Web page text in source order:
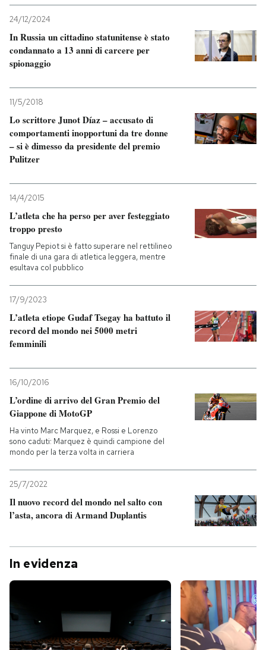
24/12/2024
In Russia un cittadino statunitense è stato
condannato a 13 anni di carcere per
spionaggio
11/5/2018
Lo scrittore Junot Díaz – accusato di
comportamenti inopportuni da tre donne
– si è dimesso da presidente del premio
Pulitzer
14/4/2015
L’atleta che ha perso per aver festeggiato
troppo presto
Tanguy Pepiot si è fatto superare nel rettilineo
finale di una gara di atletica leggera, mentre
esultava col pubblico
17/9/2023
L’atleta etiope Gudaf Tsegay ha battuto il
record del mondo nei 5000 metri
femminili
16/10/2016
L’ordine di arrivo del Gran Premio del
Giappone di MotoGP
Ha vinto Marc Marquez, e Rossi e Lorenzo
sono caduti: Marquez è quindi campione del
mondo per la terza volta in carriera
25/7/2022
Il nuovo record del mondo nel salto con
l’asta, ancora di Armand Duplantis
In evidenza